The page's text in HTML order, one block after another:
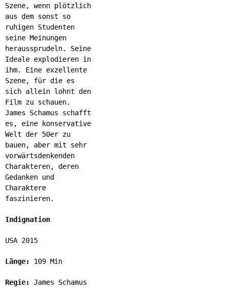
Szene, wenn plötzlich
aus dem sonst so
ruhigen Studenten
seine Meinungen
heraussprudeln. Seine
Ideale explodieren in
ihm. Eine exzellente
Szene, für die es
sich allein lohnt den
Film zu schauen.
James Schamus schafft
es, eine konservative
Welt der 50er zu
bauen, aber mit sehr
vorwärtsdenkenden
Charakteren, deren
Gedanken und
Charaktere
faszinieren.
Indignation
USA 2015
Länge: 109 Min
Regie: James Schamus